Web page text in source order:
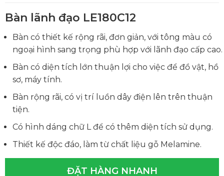
Bàn lãnh đạo LE180C12
Bàn có thiết kế rộng rãi, đơn giản, với tông màu có
ngoại hình sang trọng phù hợp với lãnh đạo cấp cao.
Bàn có diện tích lớn thuận lợi cho việc để đồ vật, hồ
sơ, máy tính.
Bàn rộng rãi, có vị trí luồn dây điện lên trên thuận
tiện.
Có hình dáng chữ L để có thêm diện tích sử dụng.
Thiết kế độc đáo, làm từ chất liệu gỗ Melamine.
ĐẶT HÀNG NHANH